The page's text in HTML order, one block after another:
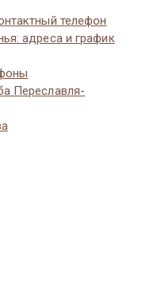
телефон
адреса и график
Переславля-